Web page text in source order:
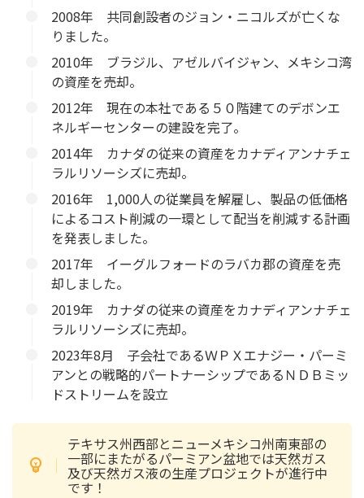
2008年 共同創設者のジョン・ニコルズが亡くな
りました。
2010年 ブラジル、アゼルバイジャン、メキシコ湾
の資産を売却。
2012年 現在の本社である５０階建てのデボンエ
ネルギーセンターの建設を完了。
2014年 カナダの従来の資産をカナディアンナチェ
ラルリソーシズに売却。
2016年 1,000人の従業員を解雇し、製品の低価格
によるコスト削減の一環として配当を削減する計画
を発表しました。
2017年 イーグルフォードのラバカ郡の資産を売
却しました。
2019年 カナダの従来の資産をカナディアンナチェ
ラルリソーシズに売却。
2023年8月 子会社であるＷＰＸエナジー・パーミ
アンとの戦略的パートナーシップであるＮＤＢミッ
ドストリームを設立
テキサス州西部とニューメキシコ州南東部の
一部にまたがるパーミアン盆地では天然ガス
及び天然ガス液の生産プロジェクトが進行中
です！